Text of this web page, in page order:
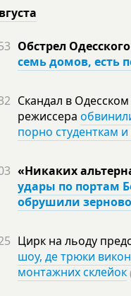
Обстрел
семь домов, есть
Скандал в
режиссера
порно студенткам и
«Никаких
удары по портам
обрушили
Цирк на льоду
шоу, де трюки
монтажних склейок